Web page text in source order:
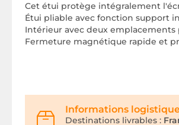
Cet étui protège intégralement
Étui pliable avec fonction support
Intérieur avec deux emplacements
Fermeture magnétique rapide et
Informations
Destinations livrables :